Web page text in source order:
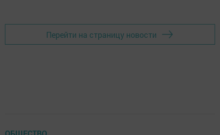
Перейти на страницу новости